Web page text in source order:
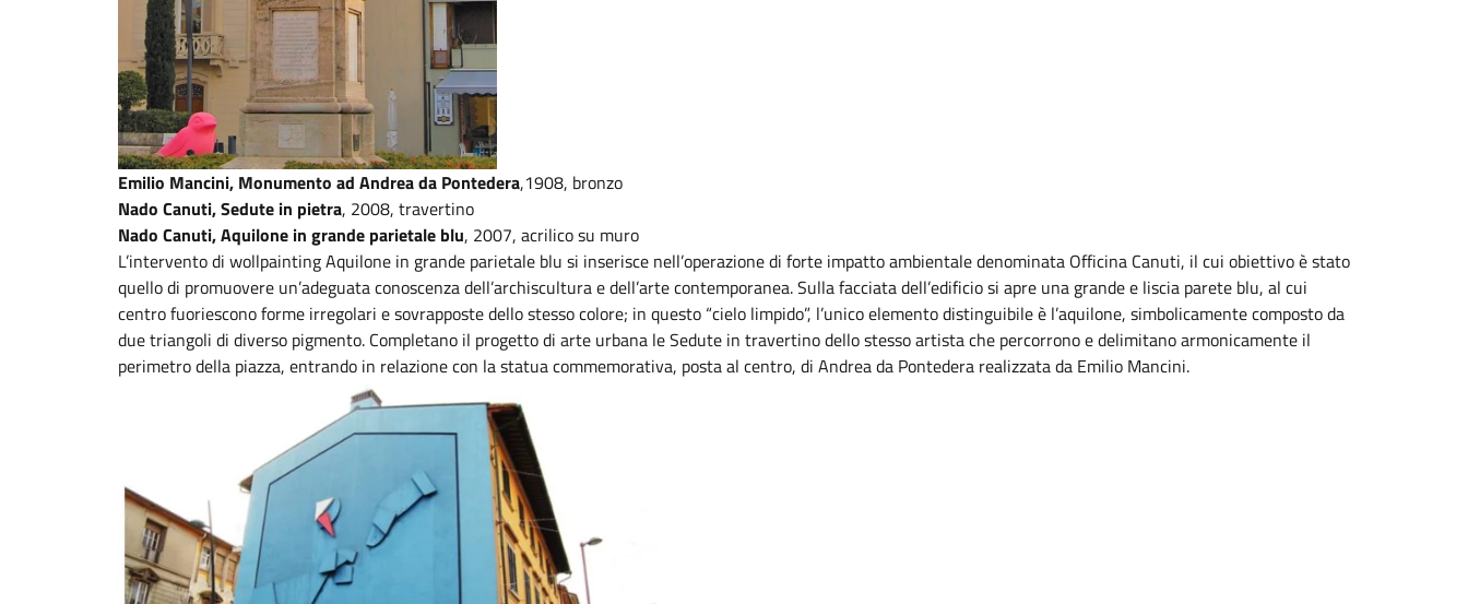
Emilio Mancini, Monumento ad Andrea da Pontedera,1908, bronzo
Nado Canuti, Sedute in pietra, 2008, travertino
Nado Canuti, Aquilone in grande parietale blu, 2007, acrilico su muro
L’intervento di wollpainting Aquilone in grande parietale blu si inserisce nell’operazione di forte impatto ambientale denominata Officina Canuti, il cui obiettivo è stato
quello di promuovere un’adeguata conoscenza dell’archiscultura e dell’arte contemporanea. Sulla facciata dell’edificio si apre una grande e liscia parete blu, al cui
centro fuoriescono forme irregolari e sovrapposte dello stesso colore; in questo “cielo limpido”, l’unico elemento distinguibile è l’aquilone, simbolicamente composto da
due triangoli di diverso pigmento. Completano il progetto di arte urbana le Sedute in travertino dello stesso artista che percorrono e delimitano armonicamente il
perimetro della piazza, entrando in relazione con la statua commemorativa, posta al centro, di Andrea da Pontedera realizzata da Emilio Mancini.